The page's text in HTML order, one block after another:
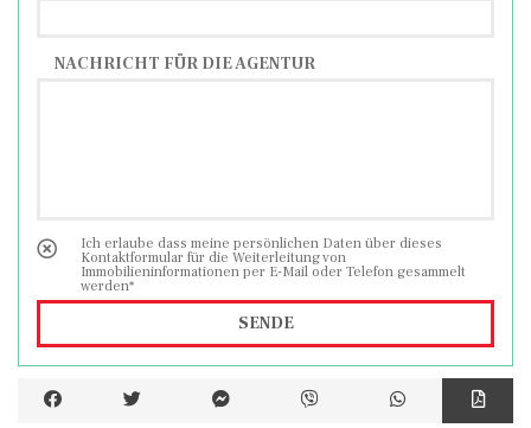
NACHRICHT FÜR DIE AGENTUR
Ich erlaube dass meine persönlichen Daten über dieses
Kontaktformular für die Weiterleitung von
Immobilieninformationen per E-Mail oder Telefon gesammelt
werden*
SENDE